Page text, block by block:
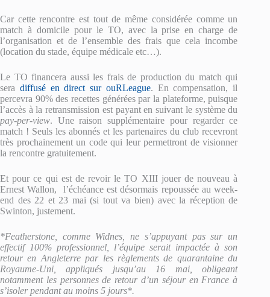
Car cette rencontre est tout de même considérée comme un
match à domicile pour le TO, avec la prise en charge de
l’organisation et de l’ensemble des frais que cela incombe
(location du stade, équipe médicale etc…).
Le TO financera aussi les frais de production du match qui
sera diffusé en direct sur ouRLeague. En compensation, il
percevra 90% des recettes générées par la plateforme, puisque
l’accès à la retransmission est payant en suivant le système du
pay-per-view. Une raison supplémentaire pour regarder ce
match ! Seuls les abonnés et les partenaires du club recevront
très prochainement un code qui leur permettront de visionner
la rencontre gratuitement.
Et pour ce qui est de revoir le TO XIII jouer de nouveau à
Ernest Wallon, l’échéance est désormais repoussée au week-
end des 22 et 23 mai (si tout va bien) avec la réception de
Swinton, justement.
*Featherstone, comme Widnes, ne s’appuyant pas sur un
effectif 100% professionnel, l’équipe serait impactée à son
retour en Angleterre par les règlements de quarantaine du
Royaume-Uni, appliqués jusqu’au 16 mai, obligeant
notamment les personnes de retour d’un séjour en France à
s’isoler pendant au moins 5 jours*.